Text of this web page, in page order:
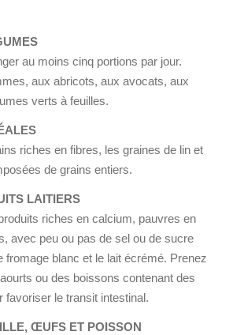
au moins cinq portions par jour.
aux abricots, aux avocats, aux
verts à feuilles.
riches en fibres, les graines de lin et
de grains entiers.
LAITIERS
riches en calcium, pauvres en
avec peu ou pas de sel ou de sucre
fromage blanc et le lait écrémé. Prenez
ou des boissons contenant des
favoriser le transit intestinal.
ŒUFS ET POISSON